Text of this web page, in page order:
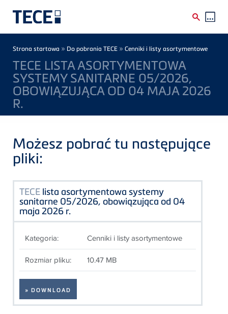
Breadcrumb
Strona startowa » Do pobrania TECE » Cenniki i listy asortymentowe
TECE LISTA ASORTYMENTOWA
SYSTEMY SANITARNE 05/2026,
OBOWIĄZUJĄCA OD 04 MAJA 2026
R.
Możesz pobrać tu następujące
pliki:
TECE lista asortymentowa systemy
sanitarne 05/2026, obowiązująca od 04
maja 2026 r.
Kategoria: Cenniki i listy asortymentowe
Rozmiar pliku: 10.47 MB
» DOWNLOAD